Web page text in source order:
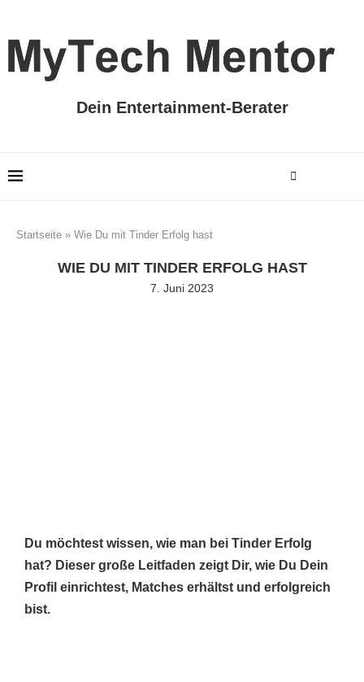
Dein Entertainment-Berater
Startseite » Wie Du mit Tinder Erfolg hast
WIE DU MIT TINDER ERFOLG HAST
7. Juni 2023
Du möchtest wissen, wie man bei Tinder Erfolg
hat? Dieser große Leitfaden zeigt Dir, wie Du Dein
Profil einrichtest, Matches erhältst und erfolgreich
bist.